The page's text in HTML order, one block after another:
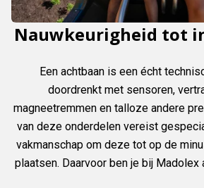
Nauwkeurigheid tot
Een achtbaan is een écht
doordrenkt met sensoren,
magneetremmen en talloze andere
van deze onderdelen vereist
vakmanschap om deze tot op de
plaatsen. Daarvoor ben je bij Madolex